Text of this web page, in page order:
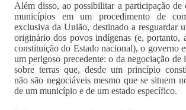
Além disso, ao possibilitar a participação de
municípios em um procedimento de
exclusiva da União, destinado a resguardar
originário dos povos indígenas (e, portanto,
constituição do Estado nacional), o governo
um perigoso precedente: o da negociação de
sobre terras que, desde um princípio
não são negociáveis mesmo que se situem
de um município e de um estado específico.